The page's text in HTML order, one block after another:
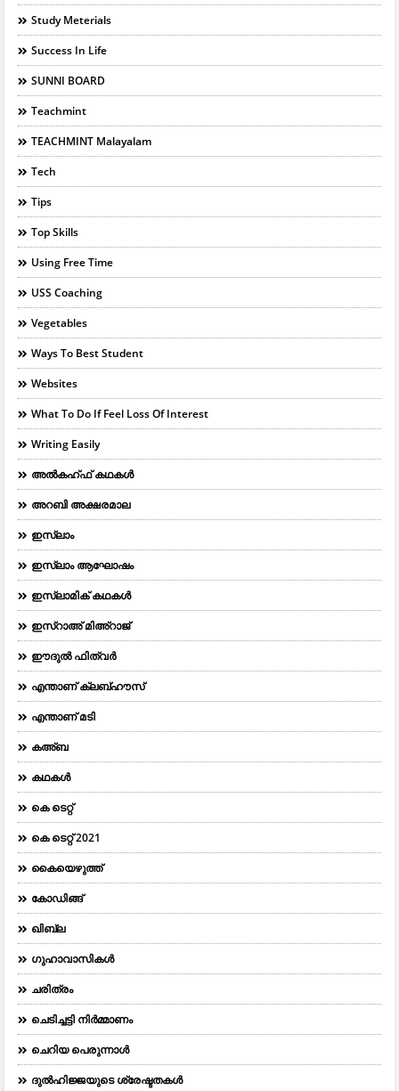
Study Meterials
Success In Life
SUNNI BOARD
Teachmint
TEACHMINT Malayalam
Tech
Tips
Top Skills
Using Free Time
USS Coaching
Vegetables
Ways To Best Student
Websites
What To Do If Feel Loss Of Interest
Writing Easily
അൽകഹ്ഫ് കഥകൾ
അറബി അക്ഷരമാല
ഇസ്ലാം
ഇസ്ലാം ആഘോഷം
ഇസ്ലാമിക് കഥകൾ
ഇസ്റാഅ് മിഅ്റാജ്
ഈദുല്‍ ഫിത്വര്‍
എന്താണ് ക്ലബ്ഹൗസ്
എന്താണ് മടി
കഅ്ബ
കഥകൾ
കെ ടെറ്റ്
കെ ടെറ്റ് 2021
കൈയെഴുത്ത്
കോഡിങ്ങ്
ഖിബ്‌ല
ഗുഹാവാസികൾ
ചരിത്രം
ചെടിച്ചട്ടി നിർമ്മാണം
ചെറിയ പെരുന്നാള്‍
ദുല്‍ഹിജ്ജയുടെ ശ്രേഷ്ടതകള്‍